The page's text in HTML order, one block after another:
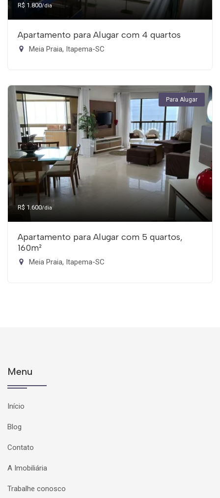
R$ 1.800/dia
Apartamento para Alugar com 4 quartos
Meia Praia, Itapema-SC
Para Alugar
R$ 1.600/dia
Apartamento para Alugar com 5 quartos,
160m²
Meia Praia, Itapema-SC
Menu
Início
Blog
Contato
A Imobiliária
Trabalhe conosco